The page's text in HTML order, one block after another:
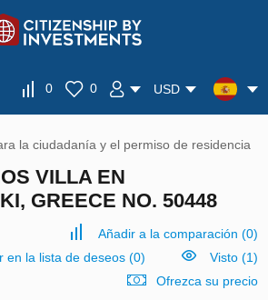
0 0 USD
la ciudadanía y el permiso de residencia
VILLA EN
GREECE NO. 50448
Añadir a la comparación (0)
en la lista de deseos(0)
Visto (1)
Ofrezca su precio